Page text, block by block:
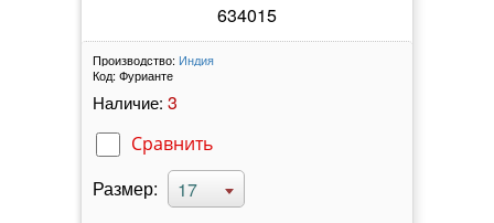
634015
Производство: Индия
Код: Фурианте
Наличие: 3
Сравнить
Размер: 17